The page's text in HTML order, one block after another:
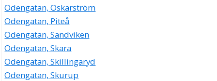
Odengatan, Oskarström
Odengatan, Piteå
Odengatan, Sandviken
Odengatan, Skara
Odengatan, Skillingaryd
Odengatan, Skurup